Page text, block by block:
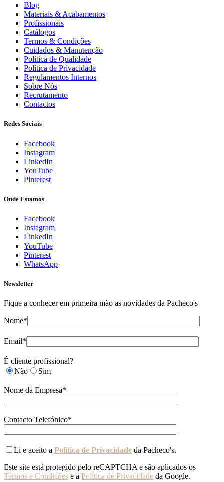
Blog
Materiais & Acabamentos
Profissionais
Catálogos
Termos & Condições
Cuidados & Manutenção
Política de Qualidade
Política de Privacidade
Regulamentos Internos
Sobre Nós
Recrutamento
Contactos
Redes Sociais
Facebook
Instagram
LinkedIn
YouTube
Pinterest
Onde Estamos
Facebook
Instagram
LinkedIn
YouTube
Pinterest
WhatsApp
Newsletter
Fique a conhecer em primeira mão as novidades da Pacheco's
Nome*
Email*
É cliente profissional?
Não
Sim
Nome da Empresa*
Contacto Telefónico*
Li e aceito a Política de Privacidade da Pacheco's.
Este site está protegido pelo reCAPTCHA e são aplicados os
Termos e Condições e a Política de Privacidade da Google.